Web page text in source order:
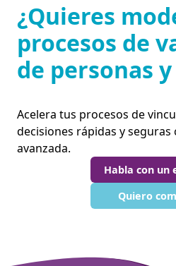
¿Quieres
procesos de
de personas
Acelera tus procesos de
decisiones rápidas y
avanzada.
Habla con un
Quiero